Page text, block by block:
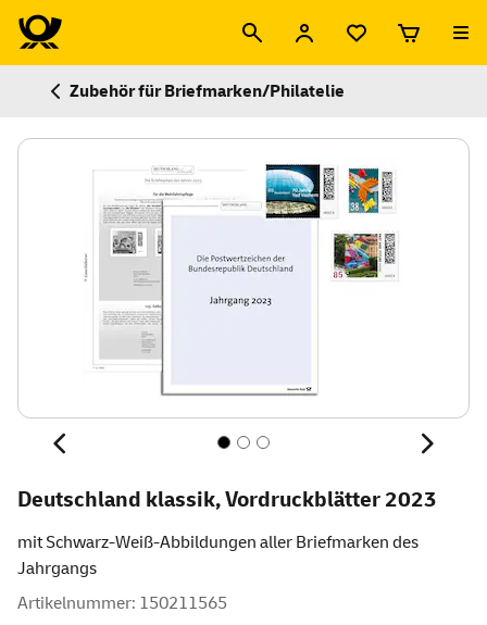
Zubehör für Briefmarken/Philatelie
Deutschland klassik, Vordruckblätter 2023
mit Schwarz-Weiß-Abbildungen aller Briefmarken des
Jahrgangs
Artikelnummer: 150211565